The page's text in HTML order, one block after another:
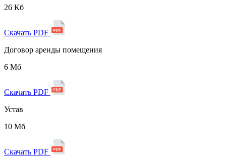
26 Кб
Скачать PDF
Договор аренды помещения
6 Мб
Скачать PDF
Устав
10 Мб
Скачать PDF